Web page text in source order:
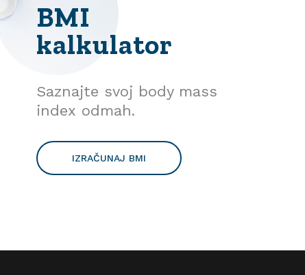
BMI
kalkulator
Saznajte svoj body mass
index odmah.
IZRAČUNAJ BMI